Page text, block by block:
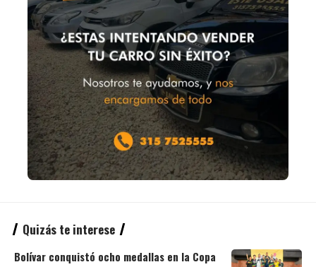
Quizás te interese
Bolívar conquistó ocho medallas en la Copa